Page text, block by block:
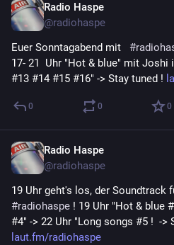
Radio Haspe
@radiohaspe
Euer Sonntagabend mit #
17- 21  Uhr "Hot & blue" mit Joshi
#13 #14 #15 #16" -> Stay tuned !
0 0 0
Radio Haspe
@radiohaspe
#radiohaspe ! 19 Uhr "Hot & blue
#4" -> 22 Uhr "Long songs #5 !  ->
laut.fm/radiohaspe